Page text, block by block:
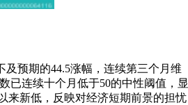
及预期的44.5涨幅，连续第三个月维
已连续十个月低于50的中性阈值，显
来新低，反映对经济短期前景的担忧